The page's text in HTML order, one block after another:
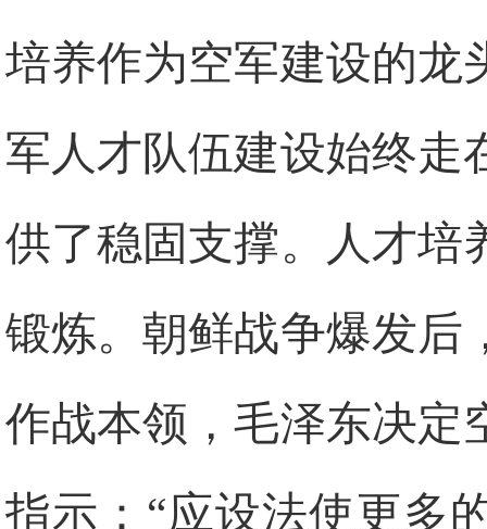
培养作为空军建设的龙
军人才队伍建设始终走
供了稳固支撑。人才培
锻炼。朝鲜战争爆发后
作战本领，毛泽东决定
指示：“应设法使更多